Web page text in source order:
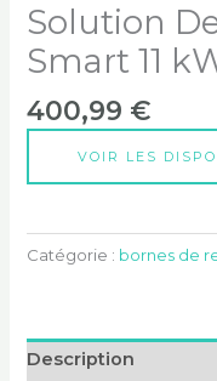
Solution
Smart 11
400,99 €
VOIR LES
Catégorie : bornes de
Description